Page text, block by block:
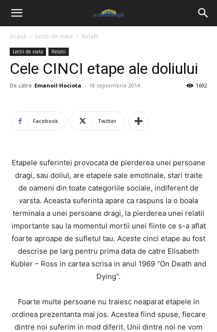
Acasă Lectii de viata Relatii
Lectii de viata Relatii
Cele CINCI etape ale doliului
De către Emanoil Hociota - 18 septembrie 2014 1692
Facebook Twitter
Etapele suferintei provocata de pierderea unei persoane
dragi, sau doliul, are etapele sale emotinale, stari traite
de oameni din toate categoriile sociale, indiferent de
varsta. Aceasta suferinta apare ca raspuns la o boala
terminala a unei persoane dragi, la pierderea unei relatii
importante sau la momentul mortii unei fiinte ce s-a aflat
foarte aproape de sufletul tau. Aceste cinci etape au fost
descrise pe larg pentru prima data de catre Elisabeth
Kubler – Ross in cartea scrisa in anul 1969 “On Death and
Dying”.
Foarte multe persoane nu traiesc neaparat etapele in
ordinea prezentanta mai jos. Acestea fiind spuse, fiecare
dintre noi suferim in mod diferit. Unii dintre noi ne vom